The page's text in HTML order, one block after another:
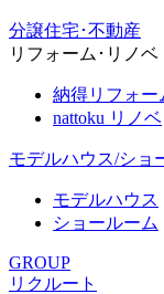
分譲住宅･不動産
リフォーム･リノベ
納得リフォー
nattoku リノベ
モデルハウス/ショ
モデルハウス
ショールーム
GROUP
リクルート